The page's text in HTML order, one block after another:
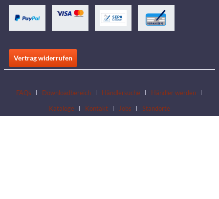
Vertrag widerrufen
FAQs Downloadbereich Händlersuche
Händler werden
Kataloge
Kontakt Jobs Standorte